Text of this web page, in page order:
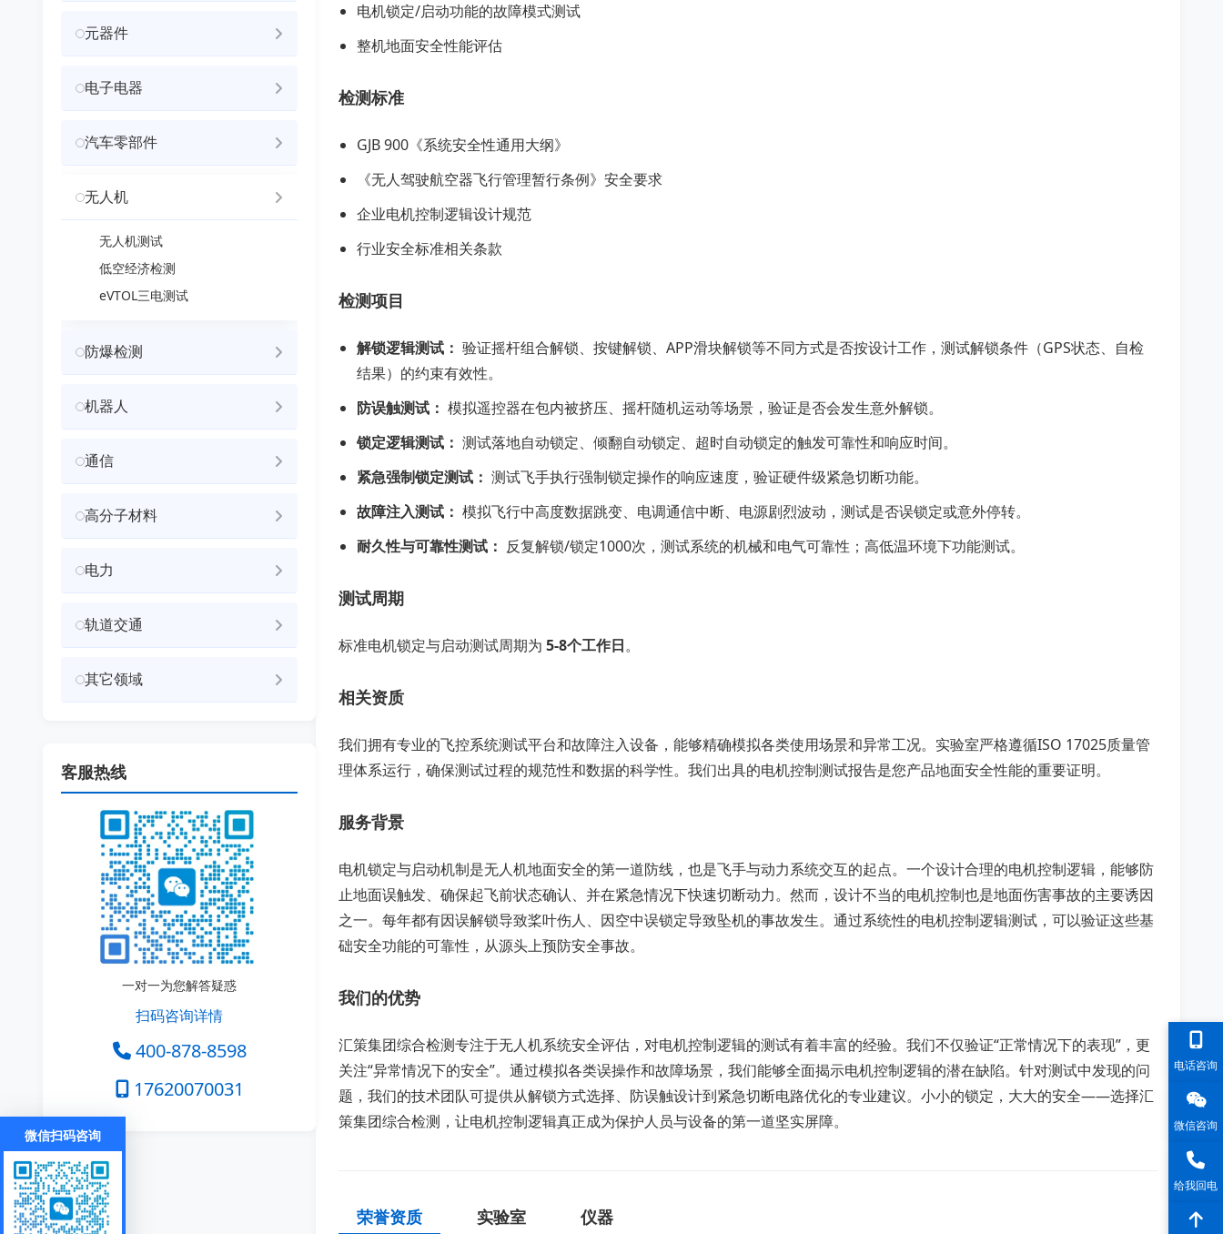
电机锁定/启动功能的故障模式测试
整机地面安全性能评估
检测标准
GJB 900《系统安全性通用大纲》
《无人驾驶航空器飞行管理暂行条例》安全要求
企业电机控制逻辑设计规范
行业安全标准相关条款
检测项目
解锁逻辑测试： 验证摇杆组合解锁、按键解锁、APP滑块解锁等不同方式是否按设计工作，测试解锁条件（GPS状态、自检
结果）的约束有效性。
防误触测试： 模拟遥控器在包内被挤压、摇杆随机运动等场景，验证是否会发生意外解锁。
锁定逻辑测试： 测试落地自动锁定、倾翻自动锁定、超时自动锁定的触发可靠性和响应时间。
紧急强制锁定测试： 测试飞手执行强制锁定操作的响应速度，验证硬件级紧急切断功能。
故障注入测试： 模拟飞行中高度数据跳变、电调通信中断、电源剧烈波动，测试是否误锁定或意外停转。
耐久性与可靠性测试： 反复解锁/锁定1000次，测试系统的机械和电气可靠性；高低温环境下功能测试。
测试周期
标准电机锁定与启动测试周期为 5-8个工作日。
相关资质
我们拥有专业的飞控系统测试平台和故障注入设备，能够精确模拟各类使用场景和异常工况。实验室严格遵循ISO 17025质量管
理体系运行，确保测试过程的规范性和数据的科学性。我们出具的电机控制测试报告是您产品地面安全性能的重要证明。
服务背景
电机锁定与启动机制是无人机地面安全的第一道防线，也是飞手与动力系统交互的起点。一个设计合理的电机控制逻辑，能够防
止地面误触发、确保起飞前状态确认、并在紧急情况下快速切断动力。然而，设计不当的电机控制也是地面伤害事故的主要诱因
之一。每年都有因误解锁导致桨叶伤人、因空中误锁定导致坠机的事故发生。通过系统性的电机控制逻辑测试，可以验证这些基
础安全功能的可靠性，从源头上预防安全事故。
我们的优势
汇策集团综合检测专注于无人机系统安全评估，对电机控制逻辑的测试有着丰富的经验。我们不仅验证“正常情况下的表现”，更
关注“异常情况下的安全”。通过模拟各类误操作和故障场景，我们能够全面揭示电机控制逻辑的潜在缺陷。针对测试中发现的问
题，我们的技术团队可提供从解锁方式选择、防误触设计到紧急切断电路优化的专业建议。小小的锁定，大大的安全——选择汇
策集团综合检测，让电机控制逻辑真正成为保护人员与设备的第一道坚实屏障。
荣誉资质 实验室 仪器
元器件
电子电器
汽车零部件
无人机
无人机测试
低空经济检测
eVTOL三电测试
防爆检测
机器人
通信
高分子材料
电力
轨道交通
其它领域
客服热线
一对一为您解答疑惑
扫码咨询详情
400-878-8598
17620070031
电话咨询
微信咨询
给我回电
微信扫码咨询